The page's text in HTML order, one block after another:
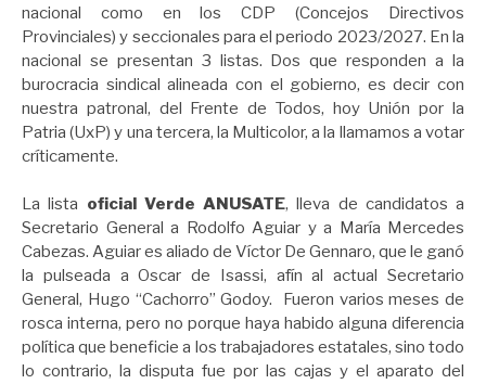
nacional como en los CDP (Concejos Directivos
Provinciales) y seccionales para el periodo 2023/2027. En la
nacional se presentan 3 listas. Dos que responden a la
burocracia sindical alineada con el gobierno, es decir con
nuestra patronal, del Frente de Todos, hoy Unión por la
Patria (UxP) y una tercera, la Multicolor, a la llamamos a votar
críticamente.
La lista oficial Verde ANUSATE, lleva de candidatos a
Secretario General a Rodolfo Aguiar y a María Mercedes
Cabezas. Aguiar es aliado de Víctor De Gennaro, que le ganó
la pulseada a Oscar de Isassi, afín al actual Secretario
General, Hugo “Cachorro” Godoy. Fueron varios meses de
rosca interna, pero no porque haya habido alguna diferencia
política que beneficie a los trabajadores estatales, sino todo
lo contrario, la disputa fue por las cajas y el aparato del